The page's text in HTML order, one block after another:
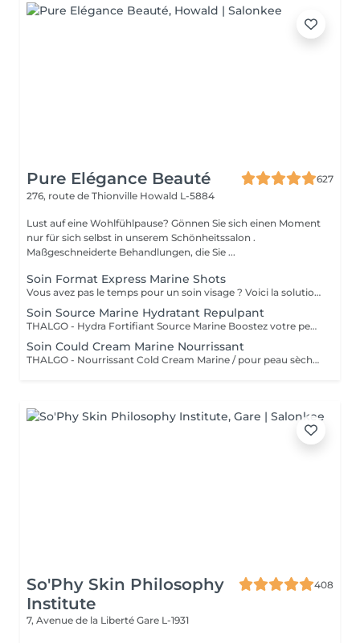
Pure Elégance Beauté
627
276, route de Thionville Howald L-5884
Lust auf eine Wohlfühlpause? Gönnen Sie sich einen Moment
nur für sich selbst in unserem Schönheitssalon .
Maßgeschneiderte Behandlungen, die Sie ...
Soin Format Express Marine Shots
Vous avez pas le temps pour un soin visage ? Voici la solution un soin express de 30 minutes.
Soin Source Marine Hydratant Repulpant
THALGO - Hydra Fortifiant Source Marine Boostez votre peau avec la technologie du masque LED : un soin haute performance qui stimule , traite et illumine votre teint dès la première séance
Soin Could Cream Marine Nourrissant
THALGO - Nourrissant Cold Cream Marine / pour peau sèche Boostez votre peau avec la technologie du masque LED : un soin haute performance qui stimule , traite et illumine votre teint dès la première séance
So'Phy Skin Philosophy
Institute
408
7, Avenue de la Liberté Gare L-1931